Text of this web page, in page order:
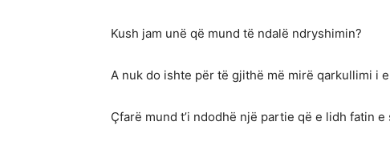
Kush jam unë që mund të ndalë ndryshimin?
A nuk do ishte për të gjithë më mirë qarkullimi i
Çfarë mund t’i ndodhë një partie që e lidh fatin